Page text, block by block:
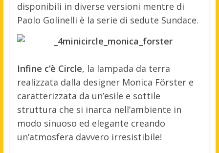
disponibili in diverse versioni mentre di
Paolo Golinelli è la serie di sedute Sundace.
Infine c’è Circle, la lampada da terra
realizzata dalla designer Monica Förster e
caratterizzata da un’esile e sottile
struttura che si inarca nell’ambiente in
modo sinuoso ed elegante creando
un’atmosfera davvero irresistibile!